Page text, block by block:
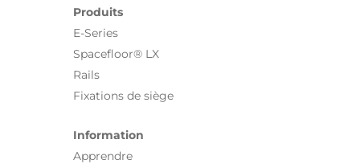
Produits
E-Series
Spacefloor® LX
Rails
Fixations de siège
Information
Apprendre